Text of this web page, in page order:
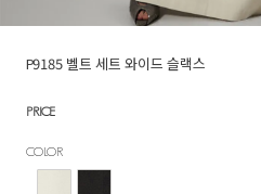
P9185 벨트 세트 와이드 슬랙스
PRICE
COLOR